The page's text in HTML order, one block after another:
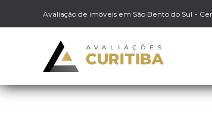
Avaliação de imóveis em São Bento do Sul -